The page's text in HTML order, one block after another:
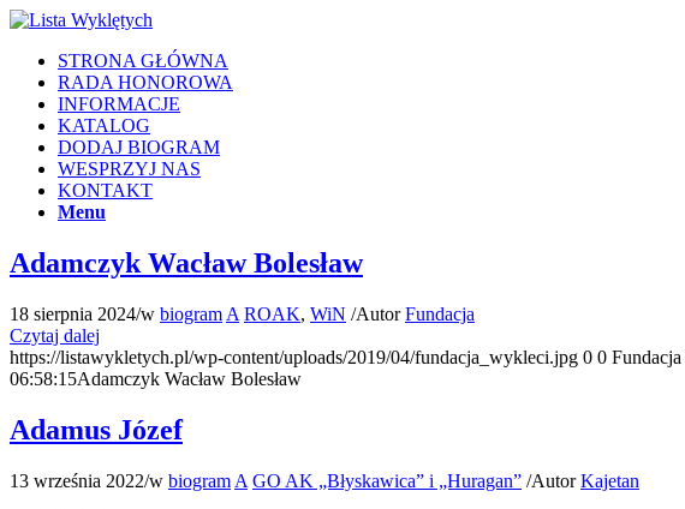
STRONA GŁÓWNA
RADA HONOROWA
INFORMACJE
KATALOG
DODAJ BIOGRAM
WESPRZYJ NAS
KONTAKT
Menu
Adamczyk Wacław Bolesław
18 sierpnia 2024/w biogram A ROAK, WiN /AutorFundacja
Czytaj dalej
https://listawykletych.pl/wp-content/uploads/2019/04/fundacja_wykleci.jpg 0 0 Fundacja
06:58:15Adamczyk Wacław Bolesław
Adamus Józef
13 września 2022/w biogram A GO AK „Błyskawica” i „Huragan” /AutorKajetan